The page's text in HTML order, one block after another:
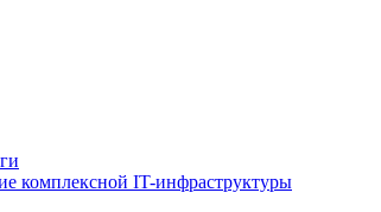
комплексной IT-инфраструктуры